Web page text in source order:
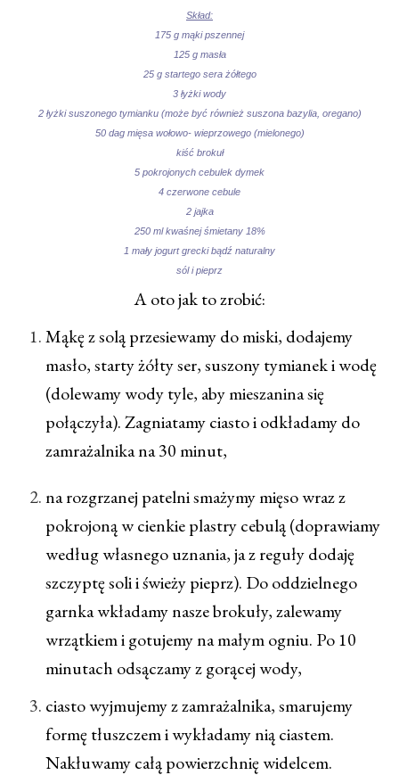
Skład:
175 g mąki pszennej
125 g masła
25 g startego sera żółtego
3 łyżki wody
2 łyżki suszonego tymianku (może być również suszona bazylia, oregano)
50 dag mięsa wołowo- wieprzowego (mielonego)
kiść brokuł
5 pokrojonych cebulek dymek
4 czerwone cebule
2 jajka
250 ml kwaśnej śmietany 18%
1 mały jogurt grecki bądź naturalny
sól i pieprz
A oto jak to zrobić:
Mąkę z solą przesiewamy do miski, dodajemy
masło, starty żółty ser, suszony tymianek i wodę
(dolewamy wody tyle, aby mieszanina się
połączyła). Zagniatamy ciasto i odkładamy do
zamrażalnika na 30 minut,
na rozgrzanej patelni smażymy mięso wraz z
pokrojoną w cienkie plastry cebulą (doprawiamy
według własnego uznania, ja z reguły dodaję
szczyptę soli i świeży pieprz). Do oddzielnego
garnka wkładamy nasze brokuły, zalewamy
wrzątkiem i gotujemy na małym ogniu. Po 10
minutach odsączamy z gorącej wody,
ciasto wyjmujemy z zamrażalnika, smarujemy
formę tłuszczem i wykładamy nią ciastem.
Nakłuwamy całą powierzchnię widelcem.